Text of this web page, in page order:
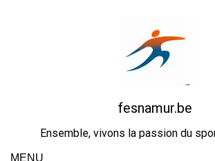
fesnamur.be
Ensemble, vivons la passion du
MENU